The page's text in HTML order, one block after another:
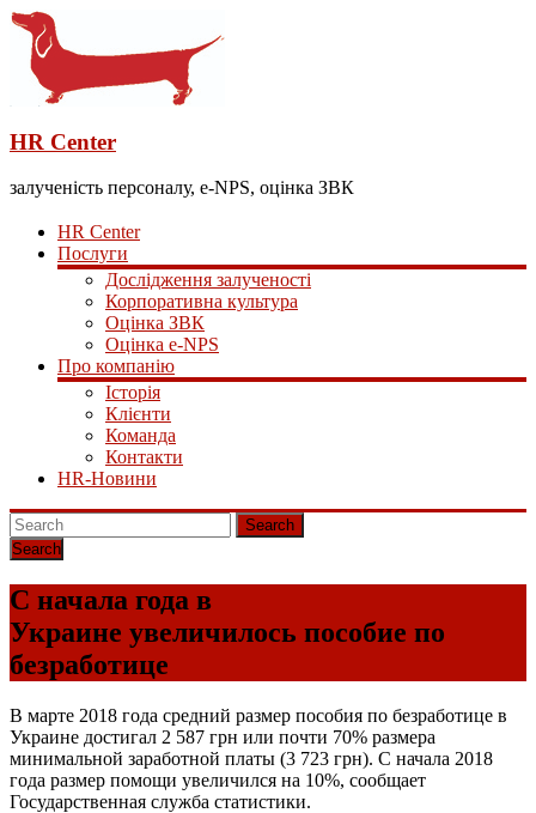
HR Center
залученість персоналу, e-NPS, оцінка ЗВК
HR Center
Послуги
Дослідження залученості
Корпоративна культура
Оцінка ЗВК
Оцінка e-NPS
Про компанію
Історія
Клієнти
Команда
Контакти
HR-Новини
Search
С начала года в
Украине увеличилось пособие по
безработице
В марте 2018 года средний размер пособия по безработице в
Украине достигал 2 587 грн или почти 70% размера
минимальной заработной платы (3 723 грн). С начала 2018
года размер помощи увеличился на 10%, сообщает
Государственная служба статистики.